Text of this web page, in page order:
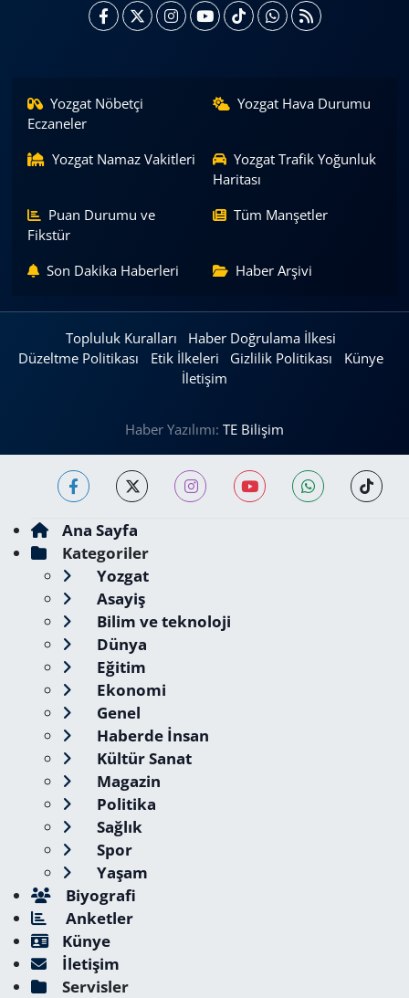
Yozgat Nöbetçi
Eczaneler
Yozgat Hava Durumu
Yozgat Namaz Vakitleri
Yozgat Trafik Yoğunluk
Haritası
Puan Durumu ve
Fikstür
Tüm Manşetler
Son Dakika Haberleri Haber Arşivi
Topluluk Kuralları
Haber Doğrulama İlkesi
Düzeltme Politikası
Etik İlkeleri Gizlilik Politikası
Künye
İletişim
Haber Yazılımı: TE Bilişim
Ana Sayfa
Kategoriler
Yozgat
Asayiş
Bilim ve teknoloji
Dünya
Eğitim
Ekonomi
Genel
Haberde İnsan
Kültür Sanat
Magazin
Politika
Sağlık
Spor
Yaşam
Biyografi
Anketler
Künye
İletişim
Servisler